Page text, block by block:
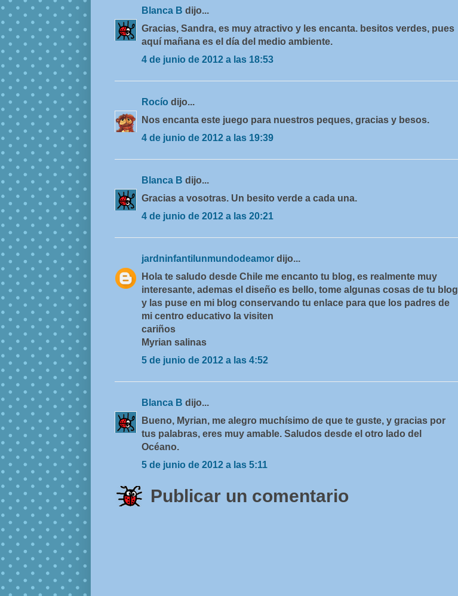
Blanca B dijo...
Gracias, Sandra, es muy atractivo y les encanta. besitos verdes, pues
aquí mañana es el día del medio ambiente.
4 de junio de 2012 a las 18:53
Rocío dijo...
Nos encanta este juego para nuestros peques, gracias y besos.
4 de junio de 2012 a las 19:39
Blanca B dijo...
Gracias a vosotras. Un besito verde a cada una.
4 de junio de 2012 a las 20:21
jardninfantilunmundodeamor dijo...
Hola te saludo desde Chile me encanto tu blog, es realmente muy
interesante, ademas el diseño es bello, tome algunas cosas de tu blog
y las puse en mi blog conservando tu enlace para que los padres de
mi centro educativo la visiten
cariños
Myrian salinas
5 de junio de 2012 a las 4:52
Blanca B dijo...
Bueno, Myrian, me alegro muchísimo de que te guste, y gracias por
tus palabras, eres muy amable. Saludos desde el otro lado del
Océano.
5 de junio de 2012 a las 5:11
Publicar un comentario